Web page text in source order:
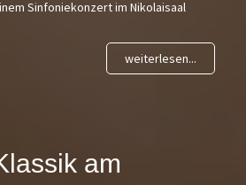
Sinfoniekonzert im Nikolaisaal
weiterlesen...
am